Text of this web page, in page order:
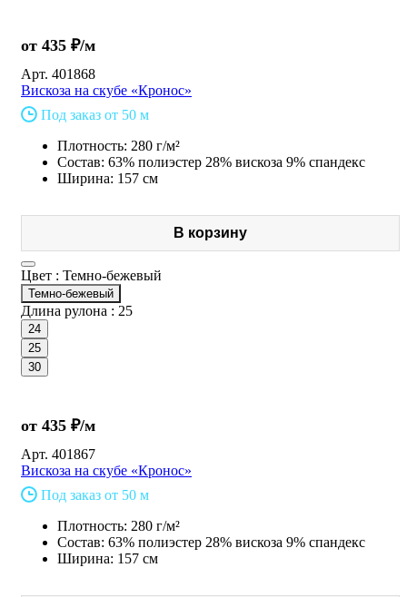
от 435 ₽/м
Арт. 401868
Вискоза на скубе «Кронос»
Под заказ от 50 м
Плотность: 280 г/м²
Состав: 63% полиэстер 28% вискоза 9% спандекс
Ширина: 157 см
В корзину
Цвет : Темно-бежевый
Темно-бежевый
Длина рулона : 25
24
25
30
от 435 ₽/м
Арт. 401867
Вискоза на скубе «Кронос»
Под заказ от 50 м
Плотность: 280 г/м²
Состав: 63% полиэстер 28% вискоза 9% спандекс
Ширина: 157 см